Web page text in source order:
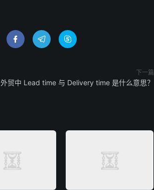
  
下一篇
外贸中 Lead time 与 Delivery time 是什么意思？